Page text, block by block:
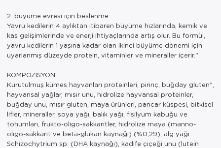
2. büyüme evresi için beslenme
Yavru kedilerin 4 aylıktan itibaren büyüme hızlarında, kemik ve
kas gelişimlerinde ve enerji ihtiyaçlarında artış olur. Bu formül,
yavru kedilerin 1 yaşına kadar olan ikinci büyüme dönemi için
uyarlanmış düzeyde protein, vitaminler ve mineraller içerir."
KOMPOZİSYON:
Kurutulmuş kümes hayvanları proteinleri, pirinç, buğday gluten*,
hayvansal yağlar, mısır unu, hidrolize hayvansal proteinler,
buğday unu, mısır gluten, maya ürünleri, pancar küspesi, bitkisel
lifler, mineraller, soya yağı, balık yağı, fisilyum kabuğu ve
tohumları, frukto-oligo-sakkaritler, hidrolize maya (manno-
oligo-sakkarit ve beta-glukan kaynağı) (%0,29), alg yağı
Schizochytrium sp. (DHA kaynağı), kadife çiçeği unu (lutein